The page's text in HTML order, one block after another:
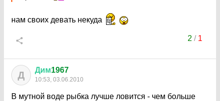
нам своих девать некуда
2 / 1
Д Дим1967
10:53, 03.06.2010
В мутной воде рыбка лучше ловится - чем больше